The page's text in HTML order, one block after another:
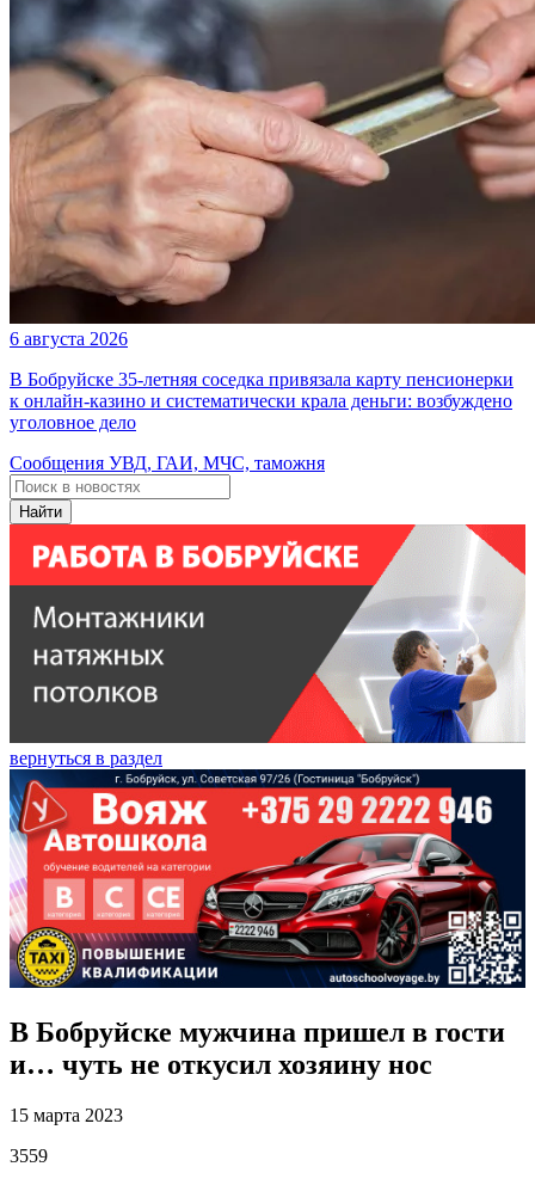
6 августа 2026
В Бобруйске 35-летняя соседка привязала карту пенсионерки
к онлайн-казино и систематически крала деньги: возбуждено
уголовное дело
Сообщения УВД, ГАИ, МЧС, таможня
Найти
вернуться в раздел
В Бобруйске мужчина пришел в гости
и… чуть не откусил хозяину нос
15 марта 2023
3559